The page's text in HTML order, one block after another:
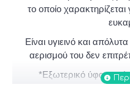
το οποίο χαρακτηρίζεται
Είναι υγιεινό και
αερισμού του δεν
*Εξωτερικό ύφασμα